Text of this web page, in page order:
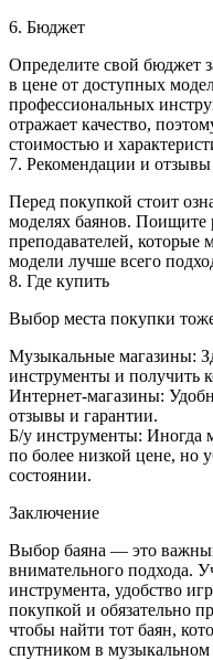
6. Бюджет
Определите свой бюджет
в цене от доступных
профессиональных
отражает качество,
стоимостью и
7. Рекомендации и отзывы
Перед покупкой стоит
моделях баянов. Поищите
преподавателей, которые
модели лучше всего
8. Где купить
Выбор места покупки
Музыкальные магазины:
инструменты и получить
Интернет-магазины:
отзывы и гарантии.
Б/у инструменты: Иногда
по более низкой цене, но
состоянии.
Заключение
Выбор баяна — это
внимательного подхода.
инструмента, удобство
покупкой и обязательно
чтобы найти тот баян,
спутником в